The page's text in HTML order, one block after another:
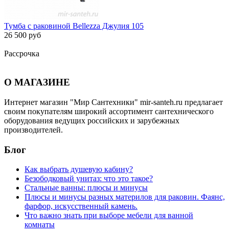
Тумба с раковиной Bellezza Джулия 105
26 500 руб
Рассрочка
О МАГАЗИНЕ
Интернет магазин "Мир Сантехники" mir-santeh.ru предлагает
своим покупателям широкий ассортимент сантехнического
оборудования ведущих российских и зарубежных
производителей.
Блог
Как выбрать душевую кабину?
Безободковый унитаз: что это такое?
Стальные ванны: плюсы и минусы
Плюсы и минусы разных материлов для раковин. Фаянс,
фарфор, искусственный камень.
Что важно знать при выборе мебели для ванной
комнаты